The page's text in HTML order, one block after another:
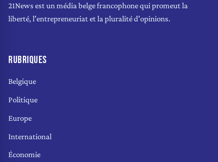
21News est un média belge francophone qui promeut la
liberté, l'entrepreneuriat et la pluralité d'opinions.
RUBRIQUES
Belgique
Politique
Europe
International
Économie